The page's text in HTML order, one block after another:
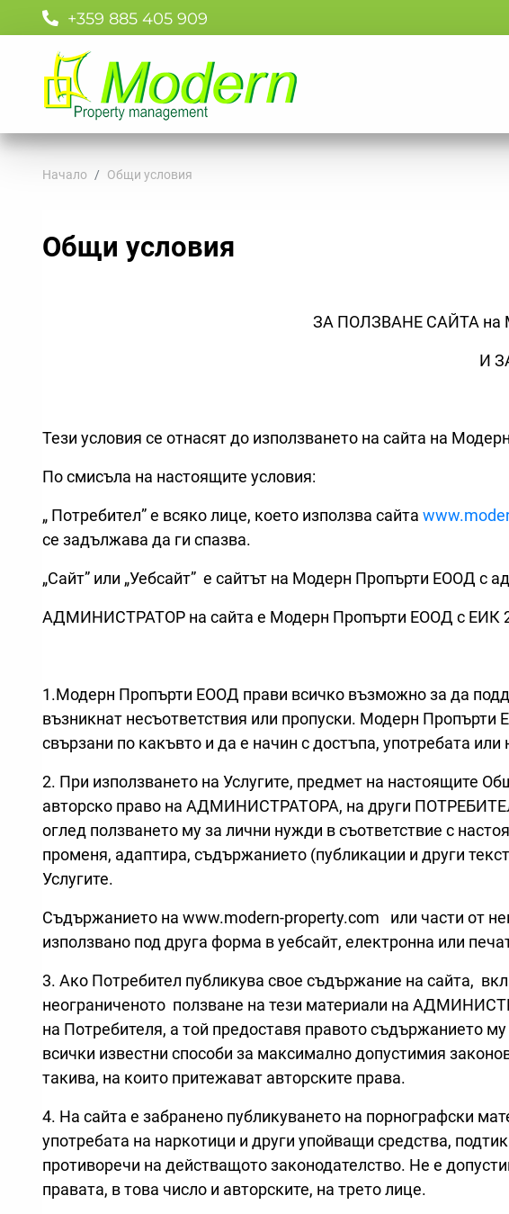
+359 885 405 909
Начало Общи условия
Общи условия
ЗА ПОЛЗВАНЕ САЙТА на
И
Тези условия се отнасят до използването на сайта на
По смисъла на настоящите условия:
„ Потребител” е всяко лице, което използва сайта
се задължава да ги спазва.
„Сайт” или „Уебсайт” е сайтът на Модерн Пропърти ЕООД с
АДМИНИСТРАТОР на сайта е Модерн Пропърти ЕООД с ЕИК
1.Модерн Пропърти ЕООД прави всичко възможно за да
възникнат несъответствия или пропуски. Модерн Пропърти
свързани по какъвто и да е начин с достъпа, употребата
2. При използването на Услугите, предмет на настоящите
авторско право на АДМИНИСТРАТОРА, на други
оглед ползването му за лични нужди в съответствие с
променя, адаптира, съдържанието (публикации и други
Услугите.
Съдържанието на www.modern-property.com или части от
използвано под друга форма в уебсайт, електронна или
3. Ако Потребител публикува свое съдържание на сайта,
неограниченото ползване на тези материали на
на Потребителя, а той предоставя правото съдържанието
всички известни способи за максимално допустимия
такива, на които притежават авторските права.
4. На сайта е забранено публикуването на порнографски
употребата на наркотици и други упойващи средства,
противоречи на действащото законодателство. Не е
правата, в това число и авторските, на трето лице.